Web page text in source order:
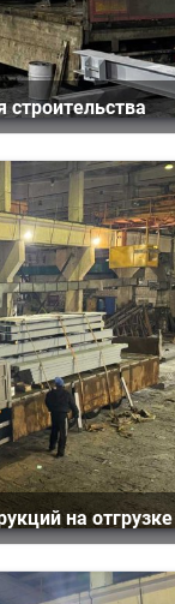
строительства
на отгрузке